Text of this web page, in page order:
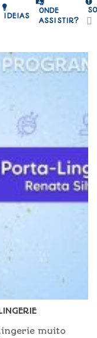
IDEIAS
ONDE
ASSISTIR?
muito